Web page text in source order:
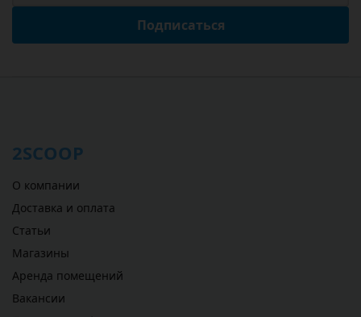
Подписаться
2SCOOP
О компании
Доставка и оплата
Статьи
Магазины
Аренда помещений
Вакансии